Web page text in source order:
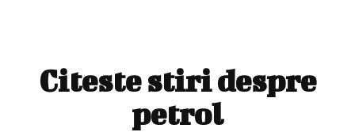
Citeste stiri despre
petrol